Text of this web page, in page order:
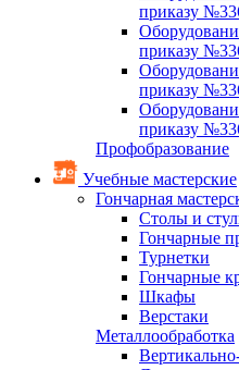
приказу
приказу
приказу
приказу
Профобразование
Учебные мастерские
Гончарная
Столы и
Гончарные
Турнетки
Гончарные
Шкафы
Верстаки
Металлообработка